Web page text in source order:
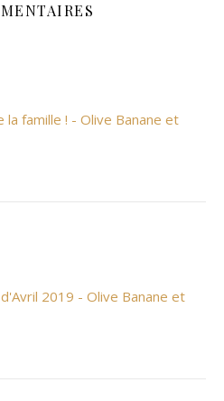
famille ! - Olive Banane et
2019 - Olive Banane et